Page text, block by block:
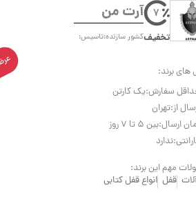
7
تخفیف
آرت من
کشور سازنده:تاسیس:
های برند:
سفارش:یک کارتن
از:تهران
ارسال:بین ۵ تا ۷ روز
ندارد
مهم این برند:
قفل انواع قفل کتابی